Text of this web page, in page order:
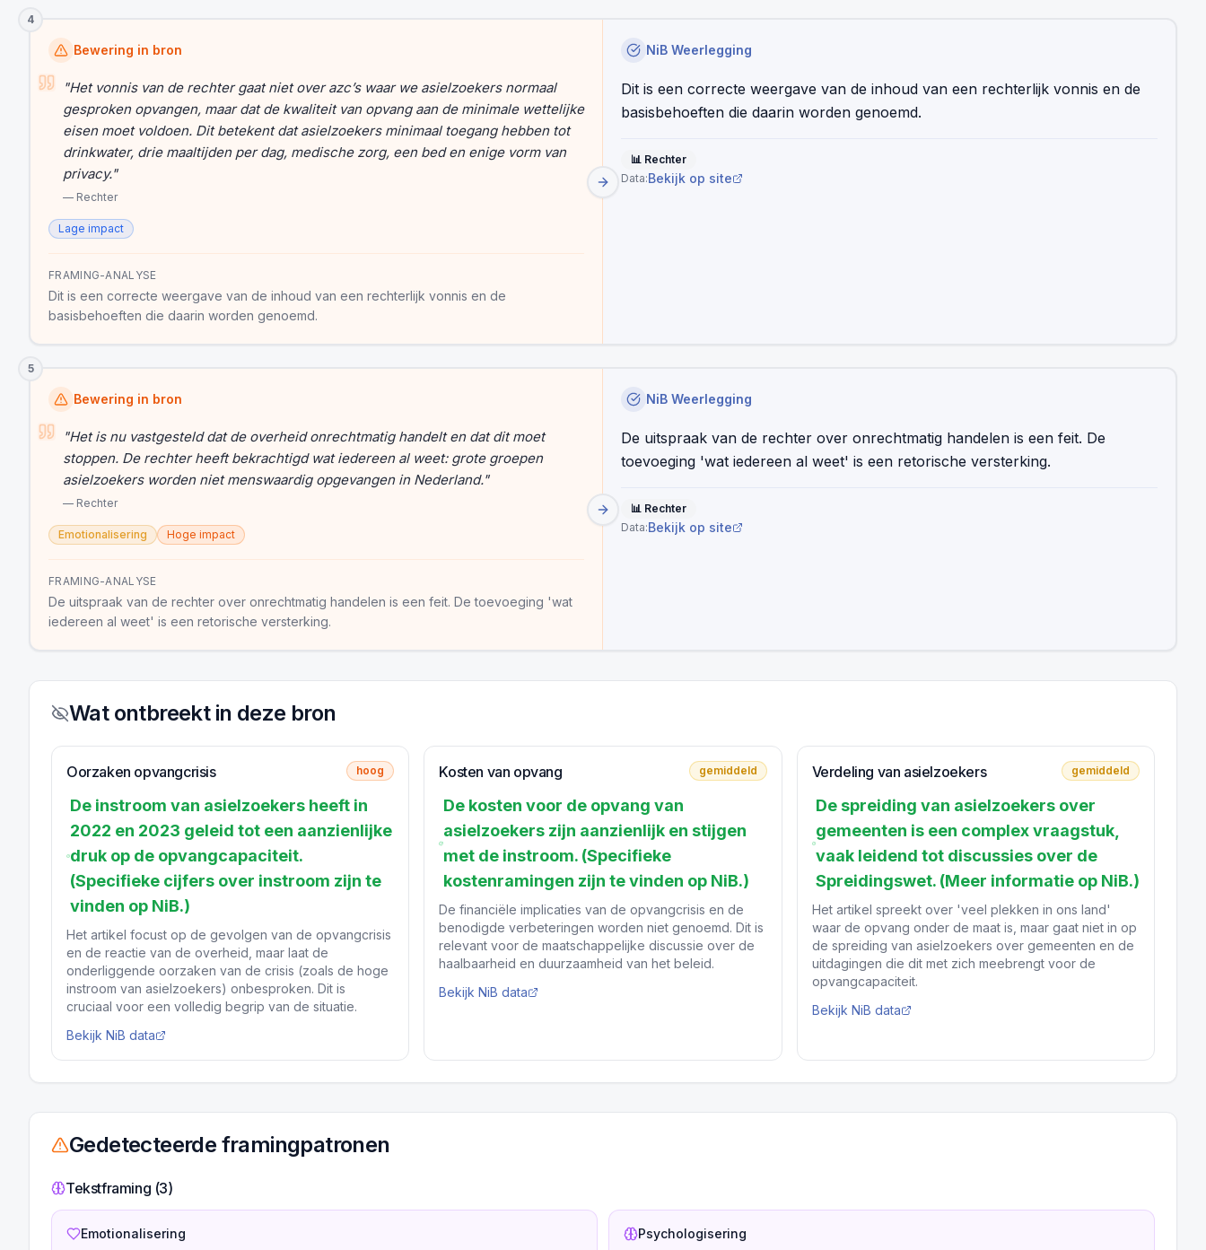
4
Bewering in bron
"Het vonnis van de rechter gaat niet over azc’s waar we asielzoekers normaal
gesproken opvangen, maar dat de kwaliteit van opvang aan de minimale wettelijke
eisen moet voldoen. Dit betekent dat asielzoekers minimaal toegang hebben tot
drinkwater, drie maaltijden per dag, medische zorg, een bed en enige vorm van
privacy."
— Rechter
Lage impact
FRAMING-ANALYSE
Dit is een correcte weergave van de inhoud van een rechterlijk vonnis en de
basisbehoeften die daarin worden genoemd.
NiB Weerlegging
Dit is een correcte weergave van de inhoud van een rechterlijk vonnis en de
basisbehoeften die daarin worden genoemd.
📊 Rechter
Data:Bekijk op site
5
Bewering in bron
"Het is nu vastgesteld dat de overheid onrechtmatig handelt en dat dit moet
stoppen. De rechter heeft bekrachtigd wat iedereen al weet: grote groepen
asielzoekers worden niet menswaardig opgevangen in Nederland."
— Rechter
Emotionalisering Hoge impact
FRAMING-ANALYSE
De uitspraak van de rechter over onrechtmatig handelen is een feit. De toevoeging 'wat
iedereen al weet' is een retorische versterking.
NiB Weerlegging
De uitspraak van de rechter over onrechtmatig handelen is een feit. De
toevoeging 'wat iedereen al weet' is een retorische versterking.
📊 Rechter
Data:Bekijk op site
Wat ontbreekt in deze bron
Oorzaken opvangcrisis hoog
De instroom van asielzoekers heeft in
2022 en 2023 geleid tot een aanzienlijke
druk op de opvangcapaciteit.
(Specifieke cijfers over instroom zijn te
vinden op NiB.)
Het artikel focust op de gevolgen van de opvangcrisis
en de reactie van de overheid, maar laat de
onderliggende oorzaken van de crisis (zoals de hoge
instroom van asielzoekers) onbesproken. Dit is
cruciaal voor een volledig begrip van de situatie.
Bekijk NiB data
Kosten van opvang gemiddeld
De kosten voor de opvang van
asielzoekers zijn aanzienlijk en stijgen
met de instroom. (Specifieke
kostenramingen zijn te vinden op NiB.)
De financiële implicaties van de opvangcrisis en de
benodigde verbeteringen worden niet genoemd. Dit is
relevant voor de maatschappelijke discussie over de
haalbaarheid en duurzaamheid van het beleid.
Bekijk NiB data
Verdeling van asielzoekers gemiddeld
De spreiding van asielzoekers over
gemeenten is een complex vraagstuk,
vaak leidend tot discussies over de
Spreidingswet. (Meer informatie op NiB.)
Het artikel spreekt over 'veel plekken in ons land'
waar de opvang onder de maat is, maar gaat niet in op
de spreiding van asielzoekers over gemeenten en de
uitdagingen die dit met zich meebrengt voor de
opvangcapaciteit.
Bekijk NiB data
Gedetecteerde framingpatronen
Tekstframing (3)
Emotionalisering Psychologisering